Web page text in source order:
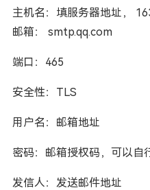
主机名：填服务器地址，
邮箱： smtp.qq.com
端口：465
安全性：TLS
用户名：邮箱地址
密码：邮箱授权码，可以自
发信人：发送邮件地址